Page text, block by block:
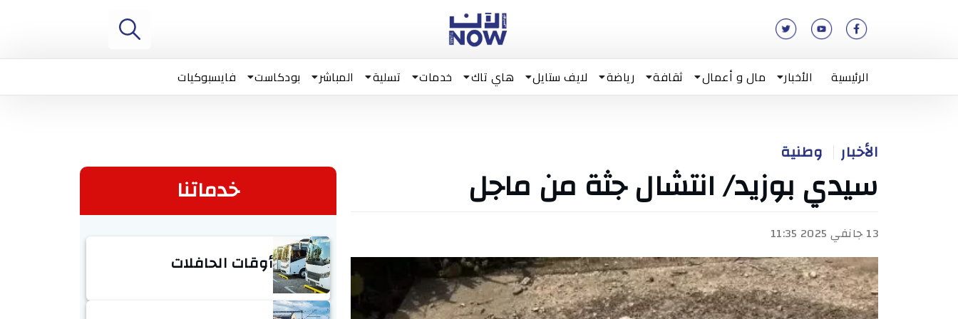
الرئيسية الأخبار مال و أعمال ثقافة رياضة لايف ستايل هاي تاك خدمات تسلية المباشر بودكاست فايسبوكيات
الأخبار وطنية
سيدي بوزيد/ انتشال جثة من ماجل
13 جانفي 2025 11:35
خدماتنا
أوقات الحافلات